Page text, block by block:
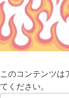
このコンテンツは
てください。